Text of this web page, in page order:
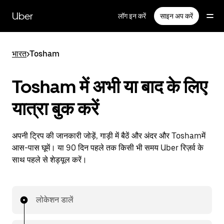
सामग्री
पर
Uber लॉग इन करें साइन अप करें
भारत>Tosham
Tosham में अभी या बाद के लिए
यात्रा बुक करें
अपनी ट्रिप की जानकारी जोड़ें, गाड़ी में बैठें और अंदर और Toshamमें
आस-पास घूमें। या 90 दिन पहले तक किसी भी समय Uber रिज़र्व के
साथ पहले से शेड्यूल करें।
लोकेशन डालें